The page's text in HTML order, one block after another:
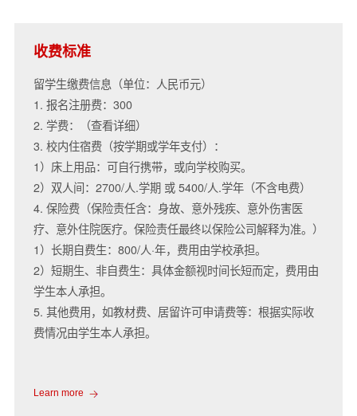
收费标准
留学生缴费信息（单位：人民币元）
1. 报名注册费：300
2. 学费：（查看详细）
3. 校内住宿费（按学期或学年支付）：
1）床上用品：可自行携带，或向学校购买。
2）双人间：2700/人.学期 或 5400/人.学年（不含电费）
4. 保险费（保险责任含：身故、意外残疾、意外伤害医
疗、意外住院医疗。保险责任最终以保险公司解释为准。）
1）长期自费生：800/人·年，费用由学校承担。
2）短期生、非自费生：具体金额视时间长短而定，费用由
学生本人承担。
5. 其他费用，如教材费、居留许可申请费等：根据实际收
费情况由学生本人承担。
Learn more